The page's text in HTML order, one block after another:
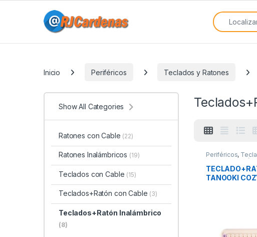
Search for:
Inicio Periféricos Teclados y Ratones
Periféricos,
Teclados+Ratón
TANOOKI
Show All Categories
Ratones con Cable (22)
Ratones Inalámbricos (19)
Teclados con Cable (15)
Teclados+Ratón con Cable (3)
Teclados+Ratón Inalámbrico
(8)